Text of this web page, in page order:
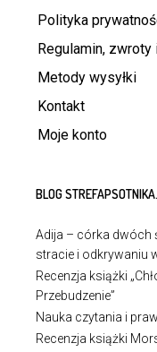
Polityka
Regulamin, zwroty
Metody wysyłki
Kontakt
Moje konto
BLOG
Adija – córka dwóch
stracie i odkrywaniu
Recenzja książki
Przebudzenie”
Nauka czytania i
Recenzja książki